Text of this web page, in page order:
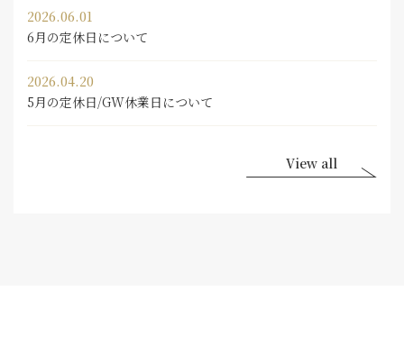
2026.06.01
6月の定休日について
2026.04.20
5月の定休日/GW休業日について
View all